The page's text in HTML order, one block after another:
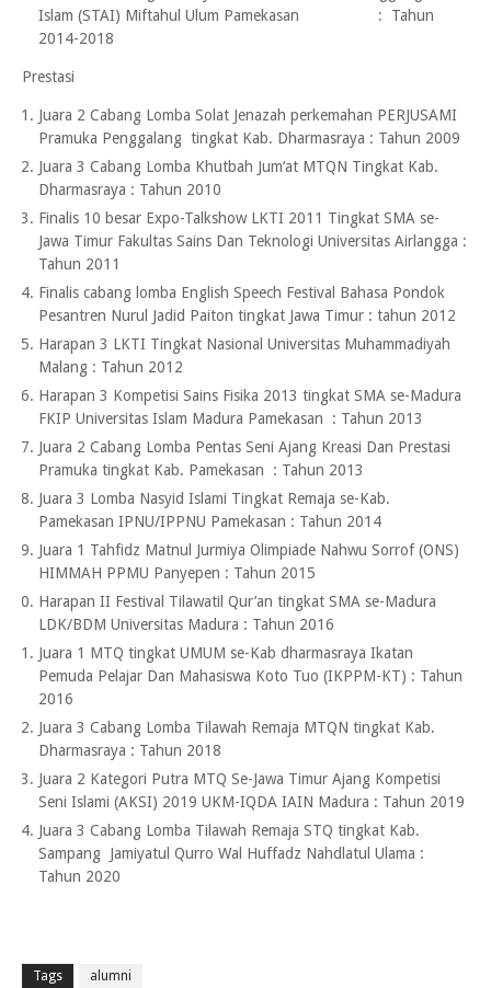
Islam (STAI) Miftahul Ulum Pamekasan : Tahun
2014-2018
Prestasi
Juara 2 Cabang Lomba Solat Jenazah perkemahan PERJUSAMI
Pramuka Penggalang tingkat Kab. Dharmasraya : Tahun 2009
Juara 3 Cabang Lomba Khutbah Jum‘at MTQN Tingkat Kab.
Dharmasraya : Tahun 2010
Finalis 10 besar Expo-Talkshow LKTI 2011 Tingkat SMA se-
Jawa Timur Fakultas Sains Dan Teknologi Universitas Airlangga :
Tahun 2011
Finalis cabang lomba English Speech Festival Bahasa Pondok
Pesantren Nurul Jadid Paiton tingkat Jawa Timur : tahun 2012
Harapan 3 LKTI Tingkat Nasional Universitas Muhammadiyah
Malang : Tahun 2012
Harapan 3 Kompetisi Sains Fisika 2013 tingkat SMA se-Madura
FKIP Universitas Islam Madura Pamekasan : Tahun 2013
Juara 2 Cabang Lomba Pentas Seni Ajang Kreasi Dan Prestasi
Pramuka tingkat Kab. Pamekasan : Tahun 2013
Juara 3 Lomba Nasyid Islami Tingkat Remaja se-Kab.
Pamekasan IPNU/IPPNU Pamekasan : Tahun 2014
Juara 1 Tahfidz Matnul Jurmiya Olimpiade Nahwu Sorrof (ONS)
HIMMAH PPMU Panyepen : Tahun 2015
Harapan II Festival Tilawatil Qur’an tingkat SMA se-Madura
LDK/BDM Universitas Madura : Tahun 2016
Juara 1 MTQ tingkat UMUM se-Kab dharmasraya Ikatan
Pemuda Pelajar Dan Mahasiswa Koto Tuo (IKPPM-KT) : Tahun
2016
Juara 3 Cabang Lomba Tilawah Remaja MTQN tingkat Kab.
Dharmasraya : Tahun 2018
Juara 2 Kategori Putra MTQ Se-Jawa Timur Ajang Kompetisi
Seni Islami (AKSI) 2019 UKM-IQDA IAIN Madura : Tahun 2019
Juara 3 Cabang Lomba Tilawah Remaja STQ tingkat Kab.
Sampang Jamiyatul Qurro Wal Huffadz Nahdlatul Ulama :
Tahun 2020
Tags alumni